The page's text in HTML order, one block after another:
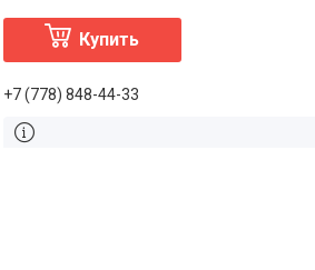
Купить
+7 (778) 848-44-33